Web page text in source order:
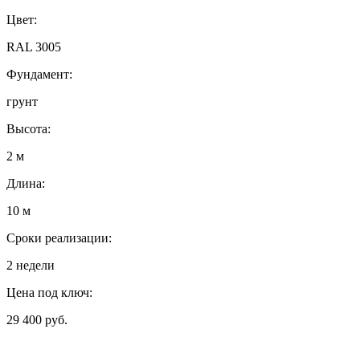
Цвет:
RAL 3005
Фундамент:
грунт
Высота:
2 м
Длина:
10 м
Сроки реализации:
2 недели
Цена под ключ:
29 400 руб.